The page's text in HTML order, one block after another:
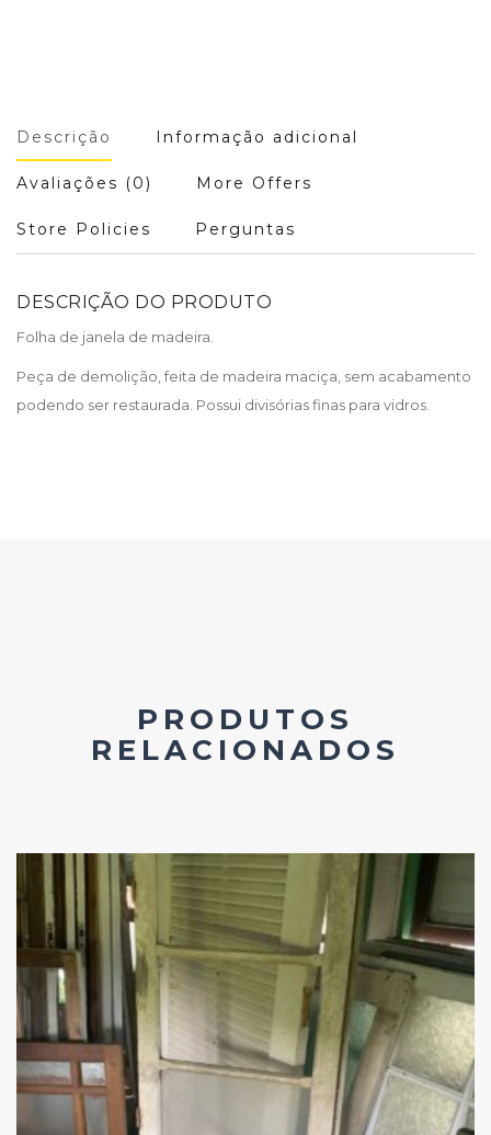
Descrição Informação adicional
Avaliações (0) More Offers
Store Policies Perguntas
DESCRIÇÃO DO PRODUTO
Folha de janela de madeira.
Peça de demolição, feita de madeira maciça, sem acabamento
podendo ser restaurada. Possui divisórias finas para vidros.
PRODUTOS
RELACIONADOS
Add
Favoritos